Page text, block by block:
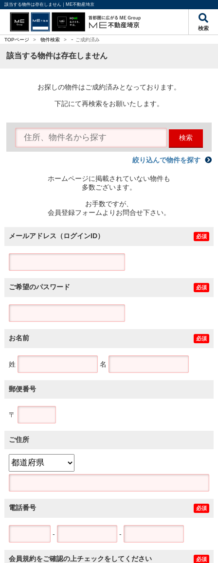
該当する物件は存在しません｜ME不動産埼京
検索
TOPページ > 物件検索 > - ご成約済み
該当する物件は存在しません
お探しの物件はご成約済みとなっております。
下記にて再検索をお願いたします。
検索
絞り込んで物件を探す
ホームページに掲載されていない物件も
多数ございます。
お手数ですが、
会員登録フォームよりお問合せ下さい。
メールアドレス（ログインID） 必須
ご希望のパスワード 必須
お名前 必須
姓 名
郵便番号
〒
ご住所
電話番号 必須
- -
会員規約をご確認の上チェックをしてください 必須